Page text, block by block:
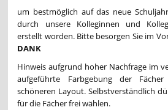
um bestmöglich auf das neue
durch unsere Kolleginnen und
erstellt worden. Bitte besorgen Sie im
DANK
Hinweis aufgrund hoher Nachfrage im
aufgeführte Farbgebung der
schöneren Layout. Selbstverständlich
für die Fächer frei wählen.